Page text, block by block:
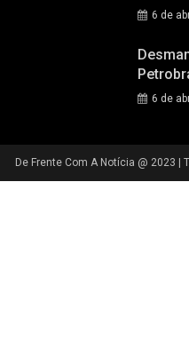
6 de
6 de
De Frente Com A Notícia @ 2023 |